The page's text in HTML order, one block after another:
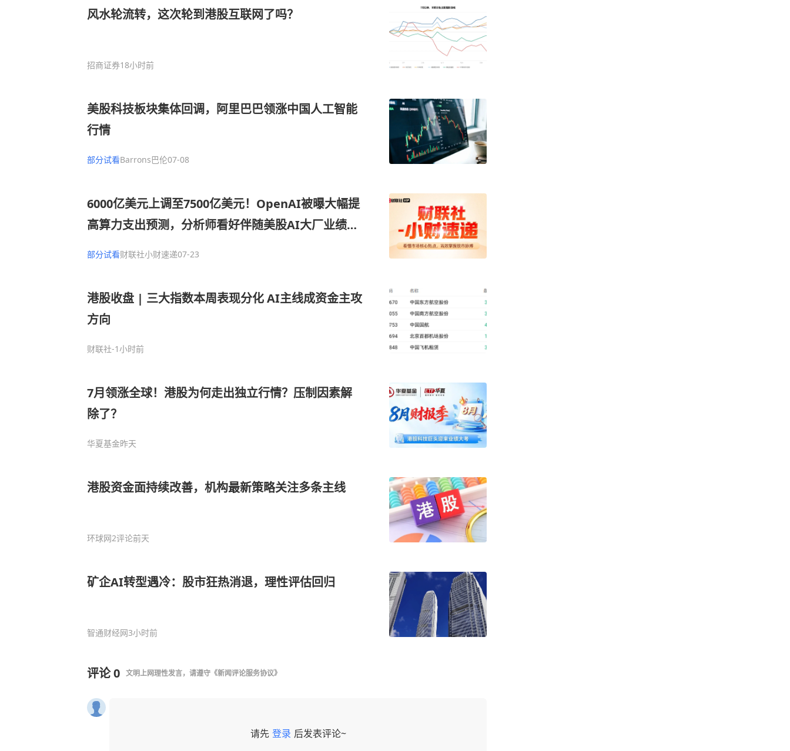
风水轮流转，这次轮到港股互联网了吗？
招商证券18小时前
美股科技板块集体回调，阿里巴巴领涨中国人工智能
行情
部分试看Barrons巴伦07-08
6000亿美元上调至7500亿美元！OpenAI被曝大幅提
高算力支出预测，分析师看好伴随美股AI大厂业绩季
部分试看财联社小财速递07-23
港股收盘 | 三大指数本周表现分化 AI主线成资金主攻
方向
财联社-1小时前
7月领涨全球！港股为何走出独立行情？压制因素解
除了？
华夏基金昨天
港股资金面持续改善，机构最新策略关注多条主线
环球网2评论前天
矿企AI转型遇冷：股市狂热消退，理性评估回归
智通财经网3小时前
评论0 文明上网理性发言，请遵守 《新闻评论服务协议》
请先 登录 后发表评论~